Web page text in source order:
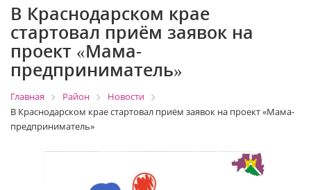
В Краснодарском крае
стартовал приём заявок на
проект «Мама-
предприниматель»
Главная Район
Новости
В Краснодарском крае стартовал приём заявок на проект «Мама-
предприниматель»